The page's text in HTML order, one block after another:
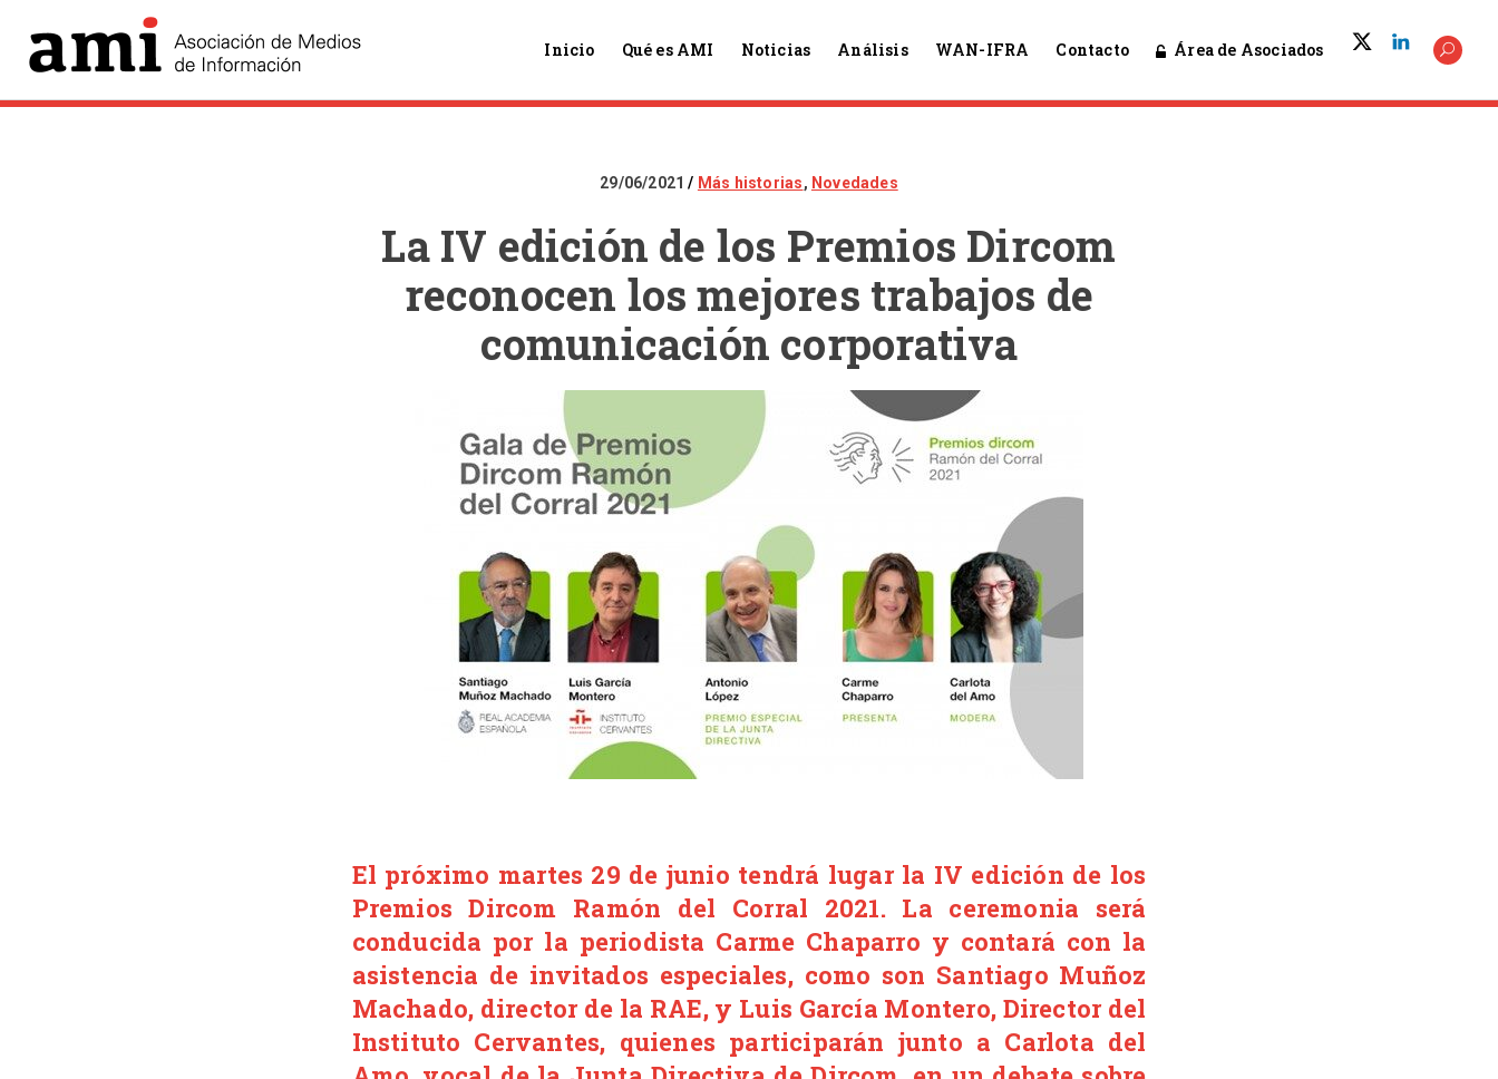
Inicio Qué es AMI Noticias Análisis WAN-IFRA Contacto Área de Asociados
29/06/2021 Más historias, Novedades
La IV edición de los Premios Dircom
reconocen los mejores trabajos de
comunicación corporativa
El próximo martes 29 de junio tendrá lugar la IV edición de los
Premios Dircom Ramón del Corral 2021. La ceremonia será
conducida por la periodista Carme Chaparro y contará con la
asistencia de invitados especiales, como son Santiago Muñoz
Machado, director de la RAE, y Luis García Montero, Director del
Instituto Cervantes, quienes participarán junto a Carlota del